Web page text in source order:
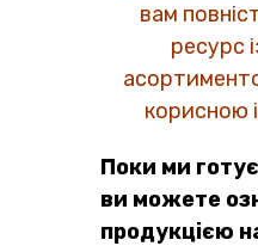
вам
ресурс
корисною
Поки ми
ви можете
продукцією